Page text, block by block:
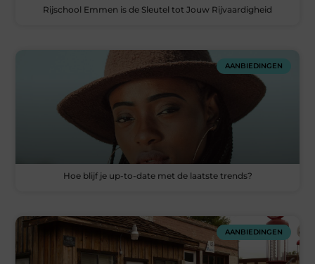
Rijschool Emmen is de Sleutel tot Jouw Rijvaardigheid
AANBIEDINGEN
Hoe blijf je up-to-date met de laatste trends?
AANBIEDINGEN